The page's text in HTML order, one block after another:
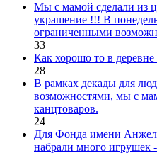
Мы с мамой сделали из
украшение !!! В
ограниченными
33
Как хорошо то в деревне
28
В рамках декады для
возможностями, мы с
канцтоваров.
24
Для Фонда имени
набрали много игрушек